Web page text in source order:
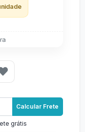
Calcular Frete
grátis